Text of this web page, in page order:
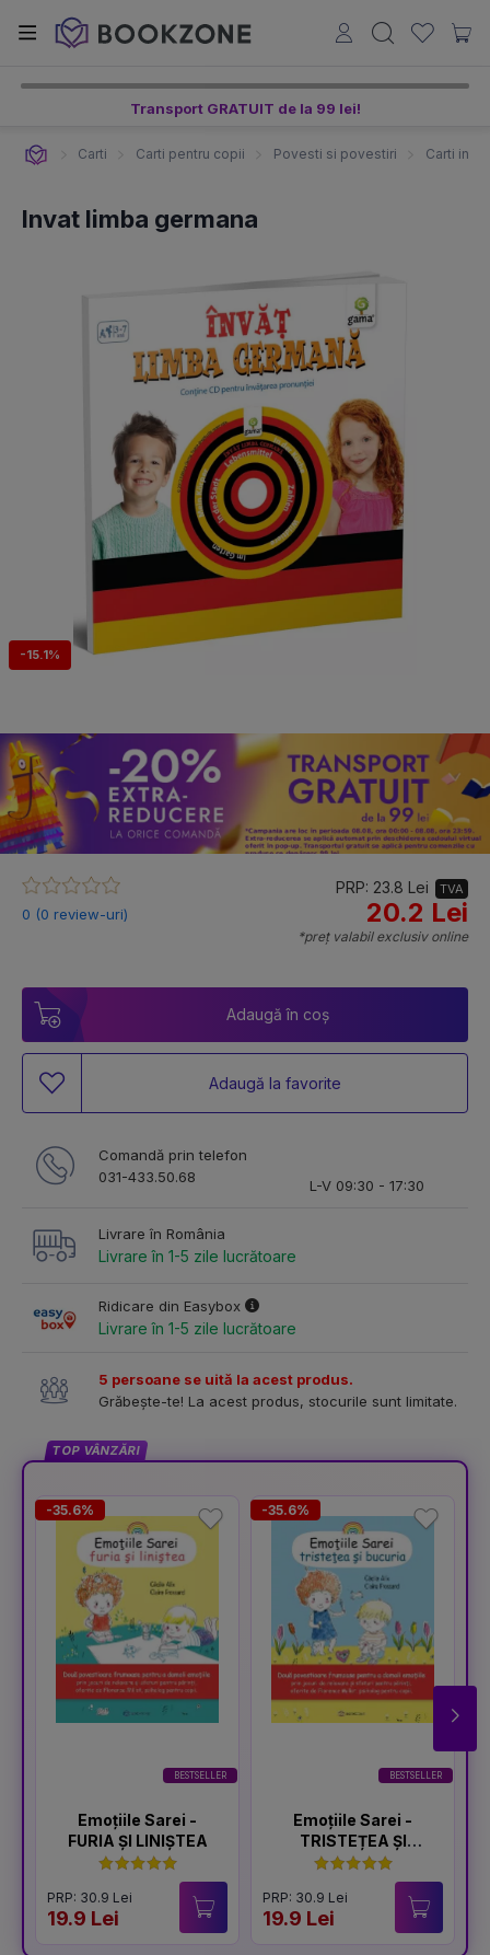
Transport GRATUIT de la 99 lei!
Carti Carti pentru copii Povesti si povestiri Carti in
Invat limba germana
-15.1%
0 (0 review-uri)
PRP: 23.8 Lei TVA
20.2 Lei
*preț valabil exclusiv online
Adaugă în coș
Adaugă la favorite
Comandă prin telefon
031-433.50.68
L-V 09:30 - 17:30
Livrare în România
Livrare în 1-5 zile lucrătoare
Ridicare din Easybox
Livrare în 1-5 zile lucrătoare
5 persoane se uită la acest produs.
Grăbește-te! La acest produs, stocurile sunt limitate.
TOP VÂNZĂRI
BESTSELLER
-35.6%
Emoțiile Sarei -
FURIA ȘI LINIȘTEA
PRP: 30.9 Lei
19.9 Lei
BESTSELLER
-35.6%
Emoțiile Sarei -
TRISTEȚEA ȘI
BUCURIA
PRP: 30.9 Lei
19.9 Lei